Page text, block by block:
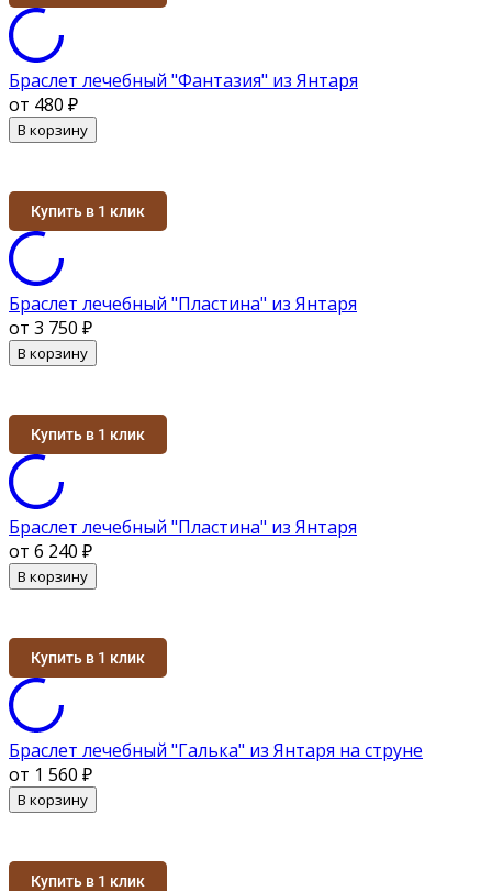
Браслет лечебный "Фантазия" из Янтаря
от 480 ₽
В корзину
Купить в 1 клик
Браслет лечебный "Пластина" из Янтаря
от 3 750 ₽
В корзину
Купить в 1 клик
Браслет лечебный "Пластина" из Янтаря
от 6 240 ₽
В корзину
Купить в 1 клик
Браслет лечебный "Галька" из Янтаря на струне
от 1 560 ₽
В корзину
Купить в 1 клик